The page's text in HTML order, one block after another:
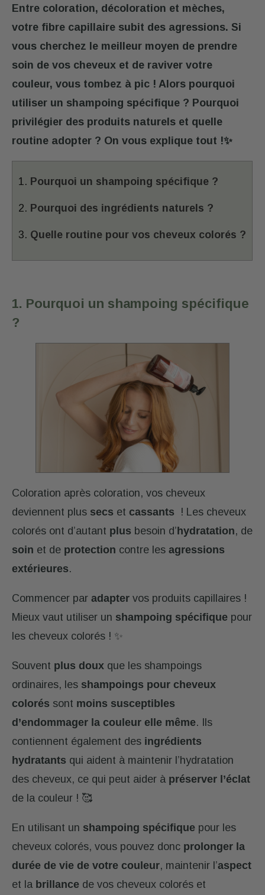
Entre coloration, décoloration et mèches,
votre fibre capillaire subit des agressions. Si
vous cherchez le meilleur moyen de prendre
soin de vos cheveux et de raviver votre
couleur, vous tombez à pic ! Alors pourquoi
utiliser un shampoing spécifique ? Pourquoi
privilégier des produits naturels et quelle
routine adopter ? On vous explique tout !✨
1. Pourquoi un shampoing spécifique ?
2. Pourquoi des ingrédients naturels ?
3. Quelle routine pour vos cheveux colorés ?
1. Pourquoi un shampoing spécifique
?
Coloration après coloration, vos cheveux
deviennent plus secs et cassants ! Les cheveux
colorés ont d’autant plus besoin d’ hydratation, de
soin et de protection contre les agressions
extérieures.
Commencer par adapter vos produits capillaires !
Mieux vaut utiliser un shampoing spécifique pour
les cheveux colorés ! ✨
Souvent plus doux que les shampoings
ordinaires, les shampoings pour cheveux
colorés sont moins susceptibles
d’endommager la couleur elle même. Ils
contiennent également des ingrédients
hydratants qui aident à maintenir l’hydratation
des cheveux, ce qui peut aider à préserver l’éclat
de la couleur ! 🥰
En utilisant un shampoing spécifique pour les
cheveux colorés, vous pouvez donc prolonger la
durée de vie de votre couleur, maintenir l’aspect
et la brillance de vos cheveux colorés et
suivre
mes
gérer
mes
abonnements.